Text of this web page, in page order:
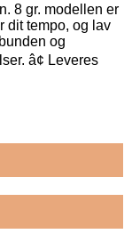
8 gr. modellen er
dit tempo, og lav
og
â¢ Leveres